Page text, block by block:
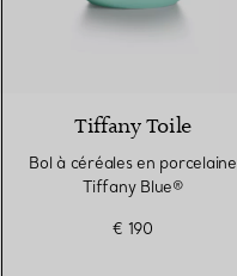
Tiffany Toile
Bol à céréales en porcelaine
Tiffany Blue®
€ 190